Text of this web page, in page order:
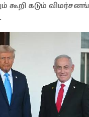
கூறி கடும்